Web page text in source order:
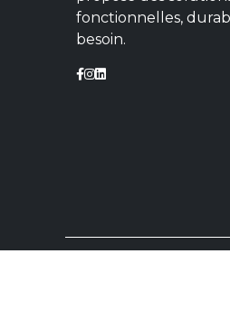
fonctionnelles,
besoin.